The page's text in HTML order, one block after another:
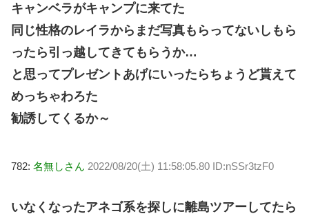
キャンベラがキャンプに来てた
同じ性格のレイラからまだ写真もらってないしもら
ったら引っ越してきてもらうか…
と思ってプレゼントあげにいったらちょうど貰えて
めっちゃわろた
勧誘してくるか～
782: 名無しさん 2022/08/20(土) 11:58:05.80 ID:nSSr3tzF0
いなくなったアネゴ系を探しに離島ツアーしてたら